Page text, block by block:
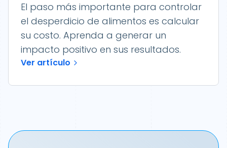
El paso más importante para controlar
el desperdicio de alimentos es calcular
su costo. Aprenda a generar un
impacto positivo en sus resultados.
Ver artículo